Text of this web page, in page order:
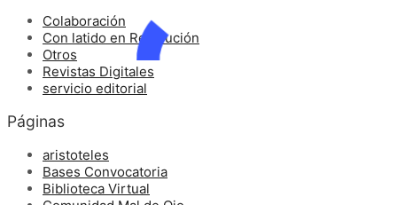
Colaboración
Con latido en Revolución
Otros
Revistas Digitales
servicio editorial
Páginas
aristoteles
Bases Convocatoria
Biblioteca Virtual